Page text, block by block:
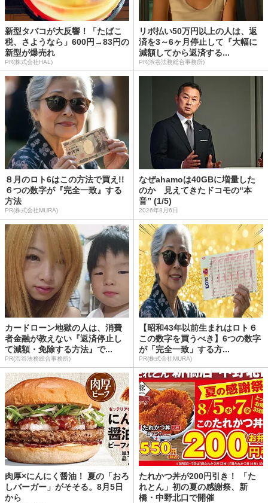
新型タバコが大反響！「たばこ
税、さようなら」600円→83円の
新型が爆売れ
PR(株式会社HAL)
リボ払い50万円以上の人は、返
済を3～6ヶ月停止して『大幅に
減額してから返済する...
PR(渋谷法務総合事務所)
８月のロト6はこの方法で買え!!
６つの数字が『完全一致』する
方法
PR(株式会社MURA)
なぜahamoは40GBに増量した
のか 見えてきたドコモの“本
音” (1/5)
2026年8月6日
カードローン地獄の人は、消費
者金融が教えない『返済停止し
て減額・免除する方法』で...
PR(渋谷法務総合事務所)
【昭和43年以前生まれはロト６
この数字を買うべき】6つの数字
が「完全一致」する方...
PR(株式会社MURA)
肉厚×にんにく醤油！ 夏の「おろ
しバーガー」がそそる。8月5日
から
たれかつ丼が200円引き！ 「た
れとん」初の夏の感謝祭、新
橋・中野北口で開催